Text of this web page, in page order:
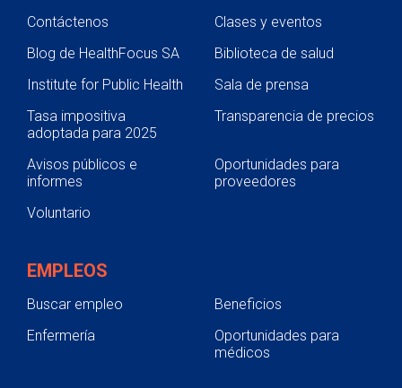
Contáctenos
Clases y eventos
Blog de HealthFocus SA
Biblioteca de salud
Institute for Public Health
Sala de prensa
Tasa impositiva
adoptada para 2025
Transparencia de precios
Avisos públicos e
informes
Oportunidades para
proveedores
Voluntario
EMPLEOS
Buscar empleo
Beneficios
Enfermería
Oportunidades para
médicos